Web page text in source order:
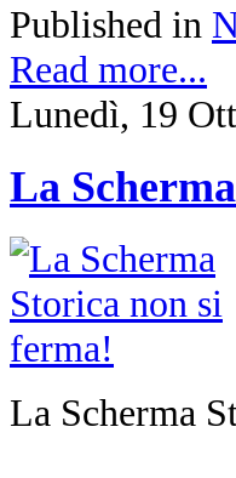
Published in
Read more...
Lunedì, 19
La
La Scherma